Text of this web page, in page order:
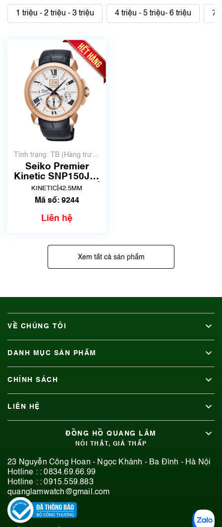
1 triệu - 2 triệu - 3 triệu 4 triệu - 5 triệu- 6 triệu 7
Tình trạng: TB (Hàng trưng
bày, thanh lý)
Seiko Premier
Kinetic SNP150J1 |
7D56-0AE0 | Mã số
9244
KINETIC 42.5MM
Mã số: 9244
Liên hệ
Xem tất cả sản phẩm
VỀ CHÚNG TÔI
DANH MỤC SẢN PHẨM
CHÍNH SÁCH
LIÊN HỆ
ĐỒNG HỒ QUANG LÂM
NÓI THẬT, GIÁ THẤP
23 Nguyễn Công Hoan - Ngọc Khánh - Ba Đình - Hà Nội
Hotline : :0834.69.66.99
Hotline : :0915.559.883
quanglamwatch@gmail.com